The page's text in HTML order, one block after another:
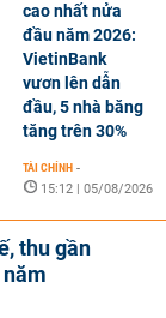
cao nhất nửa
đầu năm 2026:
VietinBank
vươn lên dẫn
đầu, 5 nhà băng
tăng trên 30%
TÀI CHÍNH -
15:12 | 05/08/2026
thu gần